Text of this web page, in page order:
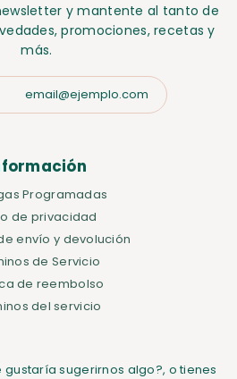
y mantente al tanto de
promociones, recetas y
más.
Programadas
de privacidad
envío y devolución
de Servicio
de reembolso
del servicio
gustaría sugerirnos algo?, o tienes